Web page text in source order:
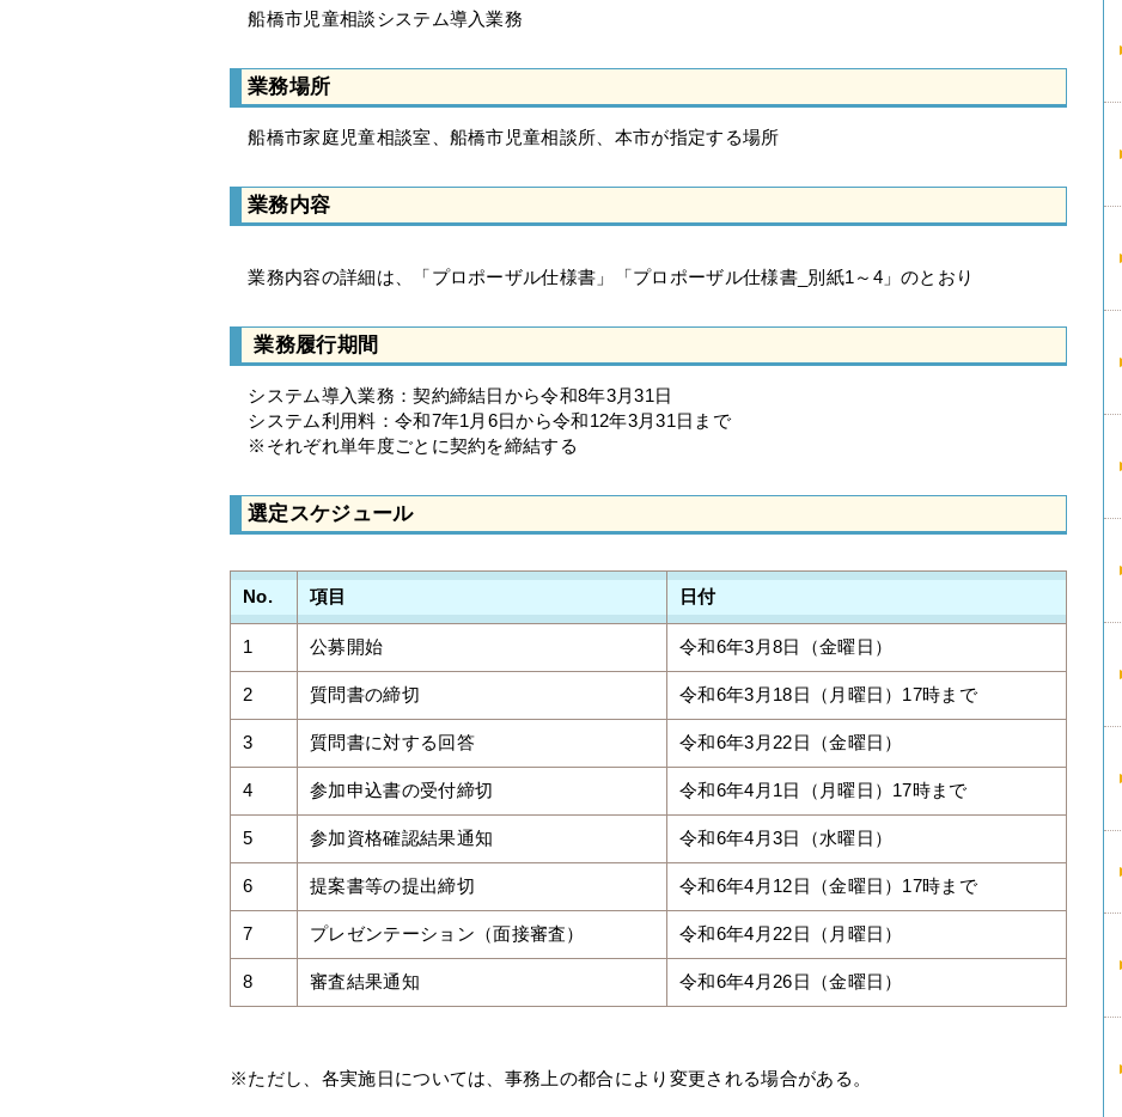
船橋市児童相談システム導入業務
業務場所
船橋市家庭児童相談室、船橋市児童相談所、本市が指定する場所
業務内容
業務内容の詳細は、「プロポーザル仕様書」「プロポーザル仕様書_別紙1～4」のとおり
業務履行期間
システム導入業務：契約締結日から令和8年3月31日
システム利用料：令和7年1月6日から令和12年3月31日まで
※それぞれ単年度ごとに契約を締結する
選定スケジュール
No. 項目 日付
1 公募開始 令和6年3月8日（金曜日）
2 質問書の締切 令和6年3月18日（月曜日）17時まで
3 質問書に対する回答 令和6年3月22日（金曜日）
4 参加申込書の受付締切 令和6年4月1日（月曜日）17時まで
5 参加資格確認結果通知 令和6年4月3日（水曜日）
6 提案書等の提出締切 令和6年4月12日（金曜日）17時まで
7 プレゼンテーション（面接審査） 令和6年4月22日（月曜日）
8 審査結果通知 令和6年4月26日（金曜日）
※ただし、各実施日については、事務上の都合により変更される場合がある。